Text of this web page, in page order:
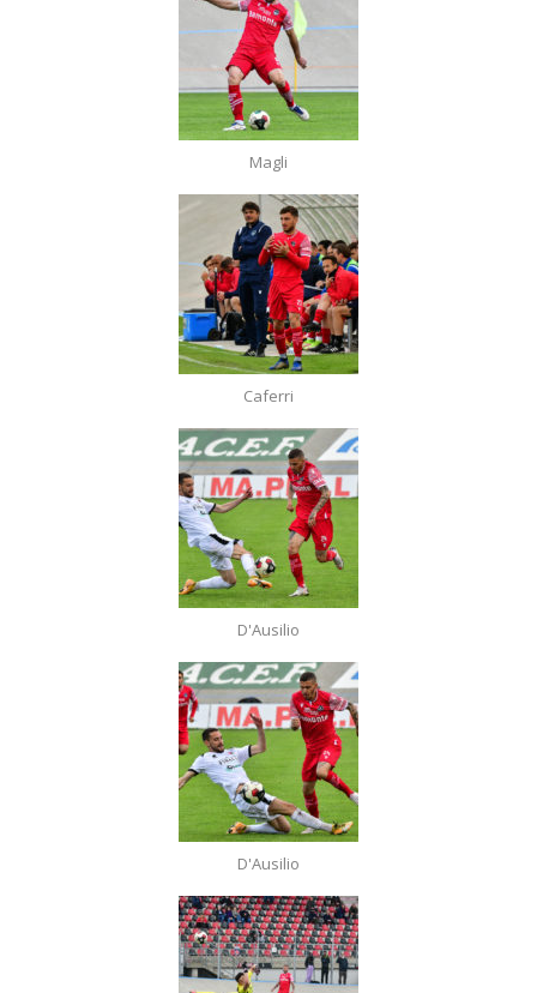
Magli
Caferri
D'Ausilio
D'Ausilio